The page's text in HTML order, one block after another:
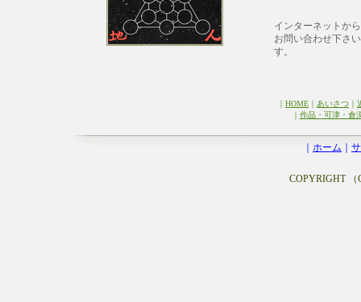
インターネットか
お問い合わせ下さ
す。
｜ HOME ｜ あいさつ ｜
｜ 作品・可津・倉
ホーム
COPYRIGHT （